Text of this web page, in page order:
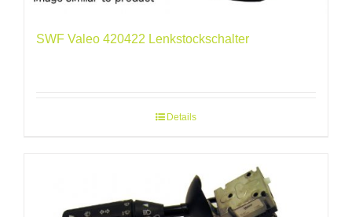
SWF Valeo 420422 Lenkstockschalter
Details